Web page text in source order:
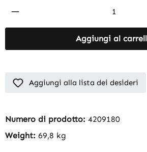
Product Quantity: Enter
Aggiungi al
Aggiungi alla lista dei desideri
Numero di prodotto: 4209180
Weight: 69,8 kg